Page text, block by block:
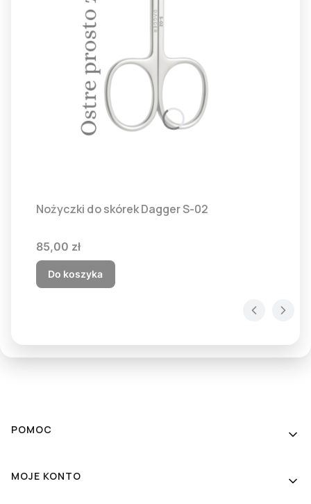
Nożyczki do skórek Dagger S-02
Cena
85,00 zł
Do koszyka
Linki w stopce
POMOC
MOJE KONTO